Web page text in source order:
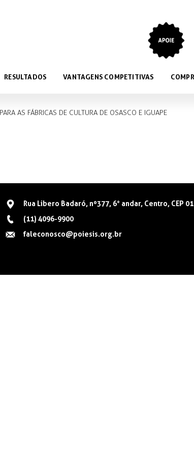
RESULTADOS VANTAGENS COMPETITIVAS
AS FÁBRICAS DE CULTURA DE OSASCO E IGUAPE
Rua Libero Badaró, nº377, 6° andar, Centro, CEP
(11) 4096-9900
faleconosco@poiesis.org.br